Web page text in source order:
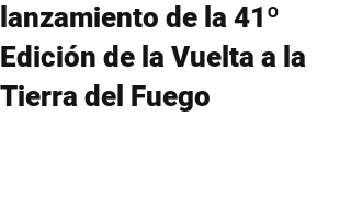
lanzamiento de la 41º
Edición de la Vuelta a la
Tierra del Fuego